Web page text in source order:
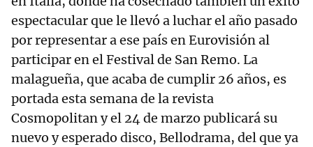
espectacular que le llevó a luchar el año pasado
por representar a ese país en Eurovisión al
participar en el Festival de San Remo. La
malagueña, que acaba de cumplir 26 años, es
portada esta semana de la revista
Cosmopolitan y el 24 de marzo publicará su
nuevo y esperado disco, Bellodrama, del que ya